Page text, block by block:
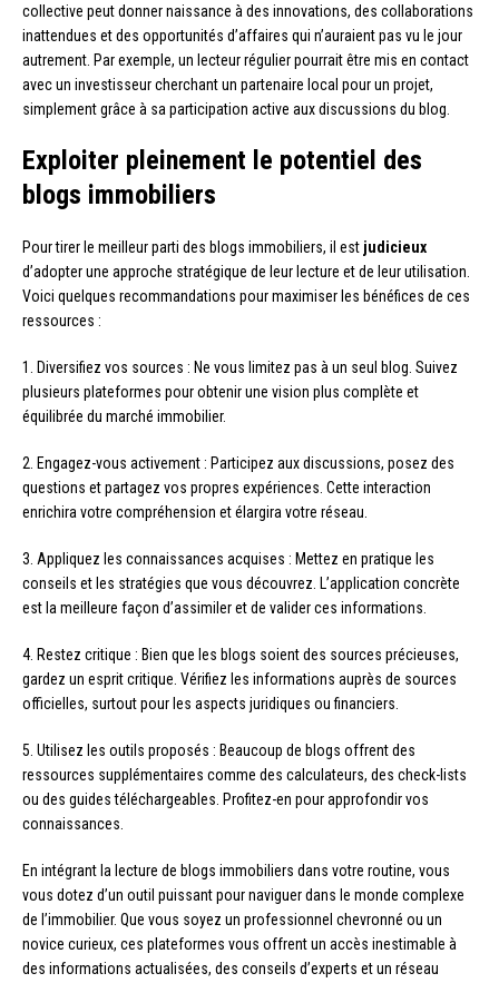
collective peut donner naissance à des innovations, des collaborations
inattendues et des opportunités d’affaires qui n’auraient pas vu le jour
autrement. Par exemple, un lecteur régulier pourrait être mis en contact
avec un investisseur cherchant un partenaire local pour un projet,
simplement grâce à sa participation active aux discussions du blog.
Exploiter pleinement le potentiel des
blogs immobiliers
Pour tirer le meilleur parti des blogs immobiliers, il est judicieux
d’adopter une approche stratégique de leur lecture et de leur utilisation.
Voici quelques recommandations pour maximiser les bénéfices de ces
ressources :
1. Diversifiez vos sources : Ne vous limitez pas à un seul blog. Suivez
plusieurs plateformes pour obtenir une vision plus complète et
équilibrée du marché immobilier.
2. Engagez-vous activement : Participez aux discussions, posez des
questions et partagez vos propres expériences. Cette interaction
enrichira votre compréhension et élargira votre réseau.
3. Appliquez les connaissances acquises : Mettez en pratique les
conseils et les stratégies que vous découvrez. L’application concrète
est la meilleure façon d’assimiler et de valider ces informations.
4. Restez critique : Bien que les blogs soient des sources précieuses,
gardez un esprit critique. Vérifiez les informations auprès de sources
officielles, surtout pour les aspects juridiques ou financiers.
5. Utilisez les outils proposés : Beaucoup de blogs offrent des
ressources supplémentaires comme des calculateurs, des check-lists
ou des guides téléchargeables. Profitez-en pour approfondir vos
connaissances.
En intégrant la lecture de blogs immobiliers dans votre routine, vous
vous dotez d’un outil puissant pour naviguer dans le monde complexe
de l’immobilier. Que vous soyez un professionnel chevronné ou un
novice curieux, ces plateformes vous offrent un accès inestimable à
des informations actualisées, des conseils d’experts et un réseau